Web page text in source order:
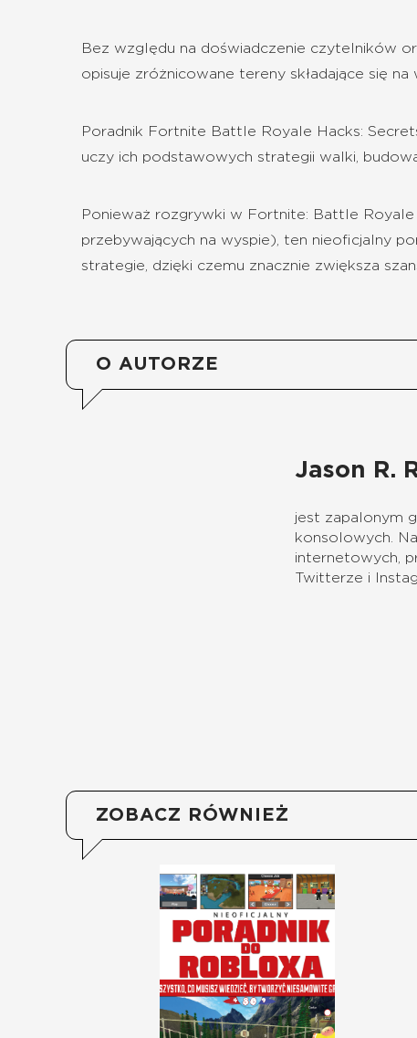
Bez względu na doświadczenie czytelników
opisuje zróżnicowane tereny składające się
Poradnik Fortnite Battle Royale Hacks:
uczy ich podstawowych strategii walki,
Ponieważ rozgrywki w Fortnite: Battle Royale
przebywających na wyspie), ten nieoficjalny
strategie, dzięki czemu znacznie zwiększa
O AUTORZE
Jason R.
jest zapalonym
konsolowych.
internetowych,
Twitterze i
ZOBACZ RÓWNIEŻ